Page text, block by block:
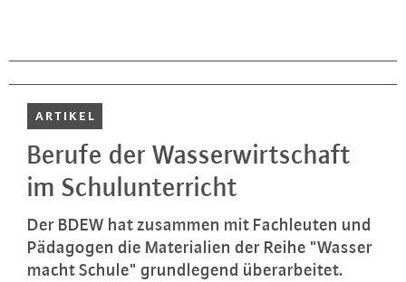
ARTIKEL
Berufe der Was­ser­wirt­schaft
im Schul­un­ter­richt
Der BDEW hat zusammen mit Fach­leu­ten und
Pädagogen die Ma­te­ria­li­en der Reihe "Wasser
macht Schule" grund­le­gend über­ar­bei­tet.